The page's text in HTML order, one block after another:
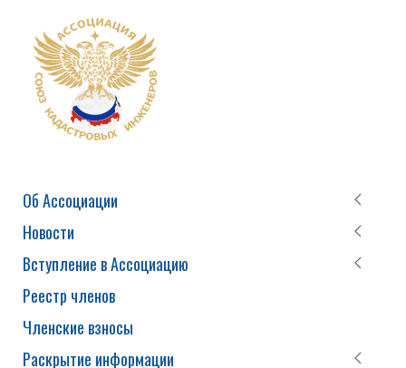
Об Ассоциации
Новости
Вступление в Ассоциацию
Реестр членов
Членские взносы
Раскрытие информации